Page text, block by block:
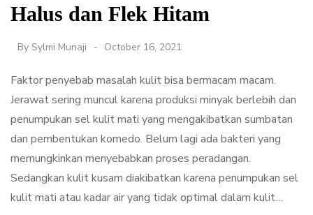
Halus dan Flek Hitam
By Sylmi Munaji October 16, 2021
Faktor penyebab masalah kulit bisa bermacam macam.
Jerawat sering muncul karena produksi minyak berlebih dan
penumpukan sel kulit mati yang mengakibatkan sumbatan
dan pembentukan komedo. Belum lagi ada bakteri yang
memungkinkan menyebabkan proses peradangan.
Sedangkan kulit kusam diakibatkan karena penumpukan sel
kulit mati atau kadar air yang tidak optimal dalam kulit…